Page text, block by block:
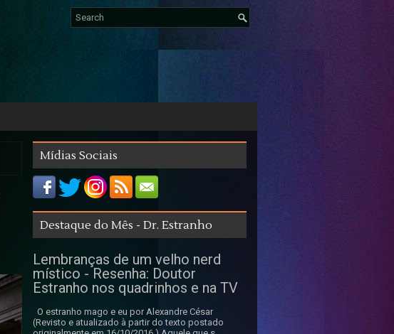
Mídias Sociais
Destaque do Mês - Dr. Estranho
Lembranças de um velho nerd
místico - Resenha: Doutor
Estranho nos quadrinhos e na TV
O estranho mago e eu por Alexandre César
(Revisto e atualizado à partir do texto postado